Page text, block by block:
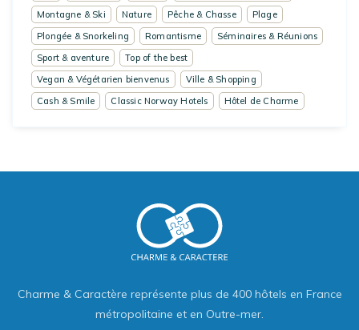
Montagne & Ski
Nature Pêche & Chasse
Plage
Plongée & Snorkeling
Romantisme
Séminaires & Réunions
Sport & aventure
Top of the best
Vegan & Végétarien bienvenus
Ville & Shopping
Cash & Smile
Classic Norway Hotels Hôtel de Charme
Charme & Caractère représente plus de 400 hôtels en France
métropolitaine et en Outre-mer.